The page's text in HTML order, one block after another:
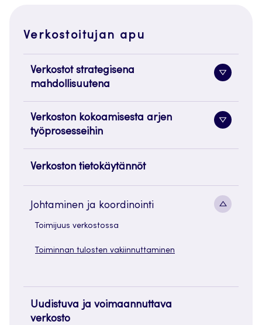
Verkostoitujan apu
Verkostot strategisena
mahdollisuutena
Verkoston kokoamisesta arjen
työprosesseihin
Verkoston tietokäytännöt
Johtaminen ja koordinointi
Toimijuus verkostossa
Toiminnan tulosten vakiinnuttaminen
Uudistuva ja voimaannuttava
verkosto